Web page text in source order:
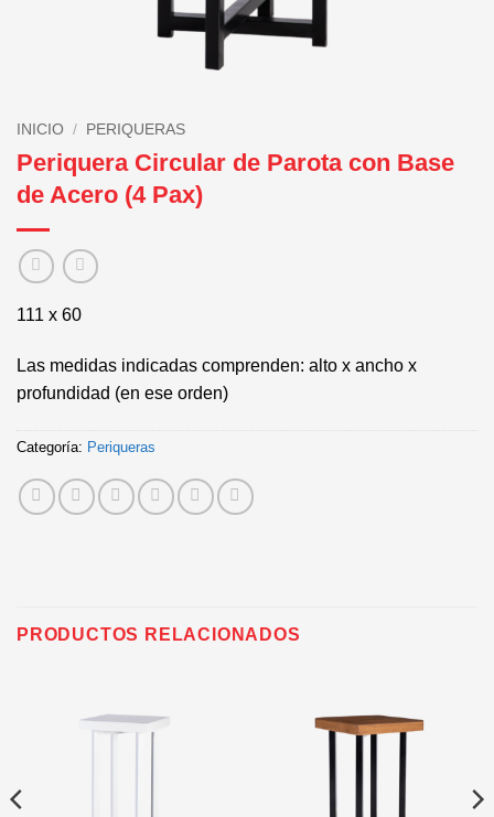
INICIO / PERIQUERAS
Periquera Circular de Parota con Base
de Acero (4 Pax)
111 x 60
Las medidas indicadas comprenden: alto x ancho x
profundidad (en ese orden)
Categoría: Periqueras
PRODUCTOS RELACIONADOS